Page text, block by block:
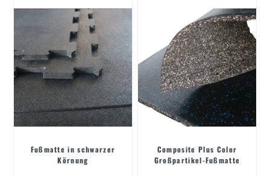
Fußmatte in schwarzer
Körnung
Composite Plus Color
Großpartikel-Fußmatte